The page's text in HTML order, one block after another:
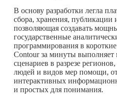
В основу разработки легла
сбора, хранения, публикации
позволяющая создавать
государственные
программирования в
Contour за минуты
сценариев в разрезе
людей и видов мер помощи,
интерактивных
и простых для понимания.